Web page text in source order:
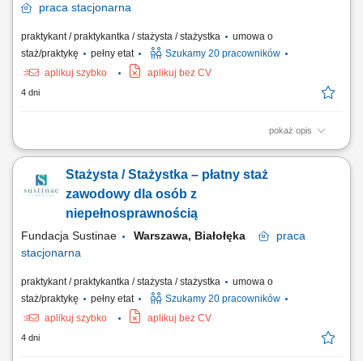
praca stacjonarna
praktykant / praktykantka / stażysta / stażystka
umowa o
staż/praktykę
pełny etat
Szukamy 20 pracowników
aplikuj szybko
aplikuj bez CV
4 dni
pokaż opis
Projekt „RozPracuj się ! Kompleksowy program aktywizacji zawodowej
środków Państwowego Funduszu Rehabilitacji Osób
Niepełnosprawnych. Celem uczestnictwa w programie jest zwiększenie
szansy na rynku pracy i podjęcie...
Stażysta / Stażystka – płatny staż
zawodowy dla osób z
niepełnosprawnością
Fundacja Sustinae Warszawa, Białołęka
praca
stacjonarna
praktykant / praktykantka / stażysta / stażystka
umowa o
staż/praktykę
pełny etat
Szukamy 20 pracowników
aplikuj szybko
aplikuj bez CV
4 dni